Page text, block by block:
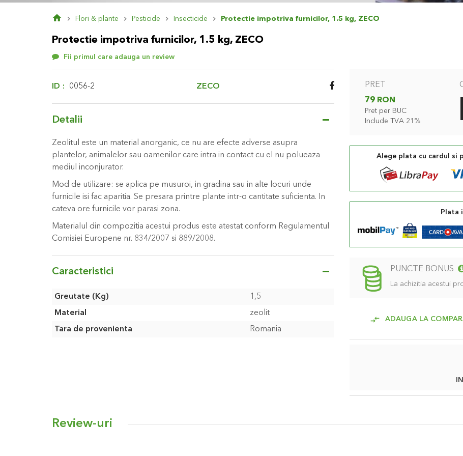
Flori & plante Pesticide Insecticide Protectie impotriva furnicilor, 1.5 kg, ZECO
Protectie impotriva furnicilor, 1.5 kg, ZECO
Fii primul care adauga un review
PRET
79 RON
Pret per BUC
Include TVA 21%
Alege plata cu cardul si
Plata
PUNCTE BONUS
La achizitia acestui
ADAUGA LA
ID 0056-2 ZECO
Detalii
Zeolitul este un material anorganic, ce nu are efecte adverse asupra
plantelor, animalelor sau oamenilor care intra in contact cu el nu polueaza
mediul inconjurator.
Mod de utilizare: se aplica pe musuroi, in gradina sau in alte locuri unde
furnicile isi fac aparitia. Se presara printre plante intr-o cantitate suficienta. In
cateva ore furnicile vor parasi zona.
Materialul din compozitia acestui produs este atestat conform Regulamentul
Comisiei Europene nr. 834/2007 si 889/2008.
Caracteristici
Caracteristici
Greutate (Kg)
1,5
Material
zeolit
Tara de provenienta
Romania
Review-uri